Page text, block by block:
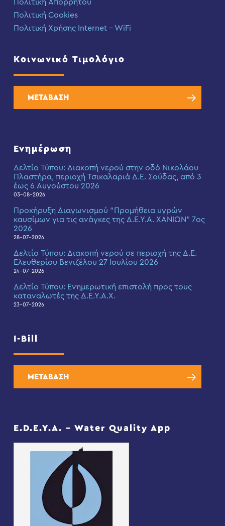
Πολιτική Απορρήτου
Πολιτική Cookies
Πολιτική Χρήσης Internet – WiFi
Κοινωνικό Τιμολόγιο
ΜΕΤΑΒΑΣΗ
Ενημέρωση
Δελτίο Τύπου: Διακοπή νερού στην οδό Νικολάου
Πλαστήρα, περιοχή Τσικαλαριά Δ.Ε. Σούδας, από 3
έως 6 Αυγούστου 2026
03-08-2026
Προκήρυξη Διαγωνισμού “Προμήθεια υγρών
καυσίμων για τις ανάγκες της Δ.Ε.Υ.Α. ΧΑΝΙΩΝ” 7ος
2026
28-07-2026
Δελτίο Τύπου: Διακοπή νερού σε περιοχή της Δ.Ε.
Ελευθερίου Βενιζέλου 27 Ιουλίου 2026
24-07-2026
Δελτίο Τύπου: Eνημερωτική επιστολή προς τους
καταναλωτές της Δ.Ε.Υ.Α.Χ.
23-07-2026
I-Bill
ΜΕΤΑΒΑΣΗ
E.D.E.Y.A. – Water Quality App